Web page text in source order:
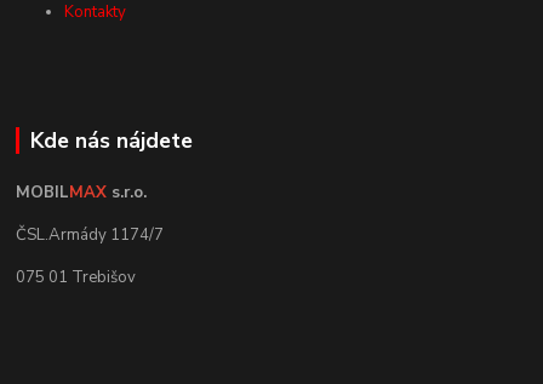
Kontakty
Kde nás nájdete
MOBILMAX s.r.o.
ČSL.Armády 1174/7
075 01 Trebišov